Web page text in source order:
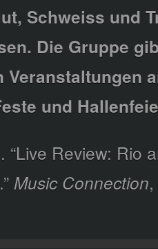
Schweiss und
Die Gruppe
und
“Live Review: Rio
Music Connection